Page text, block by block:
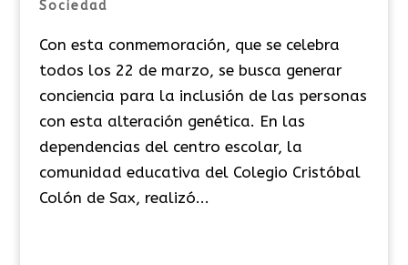
Sociedad
Con esta conmemoración, que se celebra
todos los 22 de marzo, se busca generar
conciencia para la inclusión de las personas
con esta alteración genética. En las
dependencias del centro escolar, la
comunidad educativa del Colegio Cristóbal
Colón de Sax, realizó...